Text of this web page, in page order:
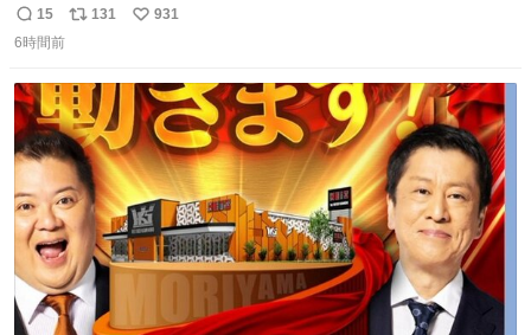
食にもなります。生うどんは消費期限が短く、冷凍うどん
は長持ちする代わりに停電に弱いので、乾麺タイプのうど
ファ化米や缶詰など、色々な非常食がありますが、うどん
もいかがでしょうか？
返
信
15
リ
ト
数
131
い
数
931
6時間前